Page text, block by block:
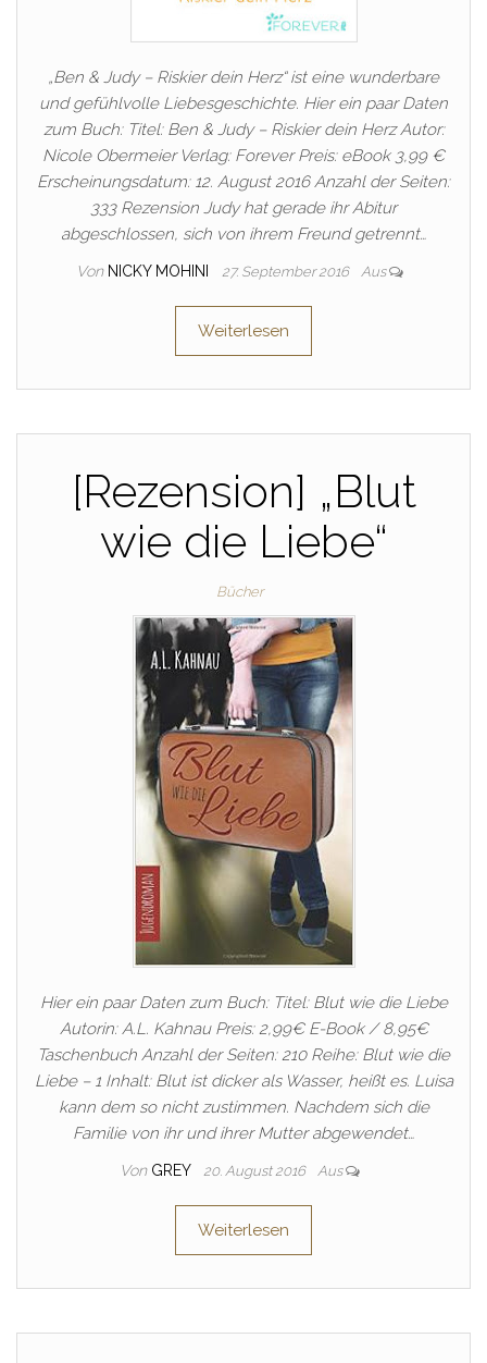
„Ben & Judy – Riskier dein Herz“ ist eine wunderbare
und gefühlvolle Liebesgeschichte. Hier ein paar Daten
zum Buch: Titel: Ben & Judy – Riskier dein Herz Autor:
Nicole Obermeier Verlag: Forever Preis: eBook 3,99 €
Erscheinungsdatum: 12. August 2016 Anzahl der Seiten:
333 Rezension Judy hat gerade ihr Abitur
abgeschlossen, sich von ihrem Freund getrennt…
Von NICKY MOHINI 27. September 2016 Aus
Weiterlesen
[Rezension] „Blut
wie die Liebe“
Bücher
Hier ein paar Daten zum Buch: Titel: Blut wie die Liebe
Autorin: A.L. Kahnau Preis: 2,99€ E-Book / 8,95€
Taschenbuch Anzahl der Seiten: 210 Reihe: Blut wie die
Liebe – 1 Inhalt: Blut ist dicker als Wasser, heißt es. Luisa
kann dem so nicht zustimmen. Nachdem sich die
Familie von ihr und ihrer Mutter abgewendet…
Von GREY 20. August 2016 Aus
Weiterlesen